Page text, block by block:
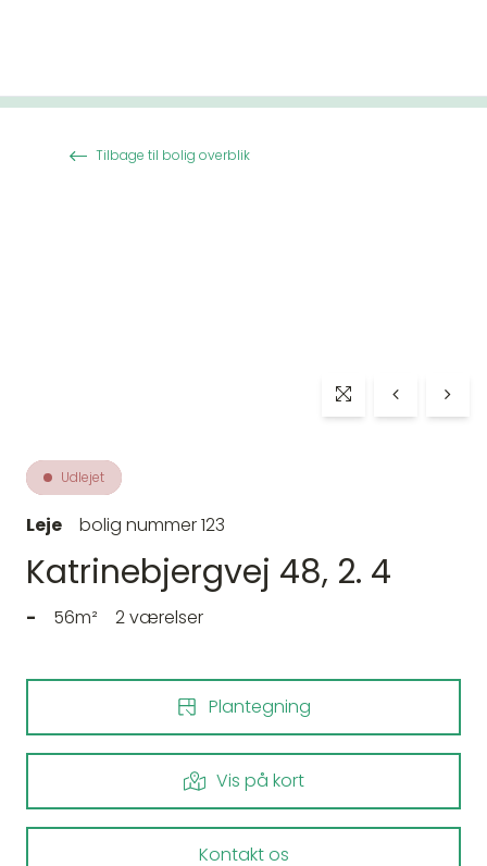
Tilbage til bolig overblik
Udlejet
Leje bolig nummer 123
Katrinebjergvej 48, 2. 4
- 56m² 2 værelser
Plantegning
Vis på kort
Kontakt os